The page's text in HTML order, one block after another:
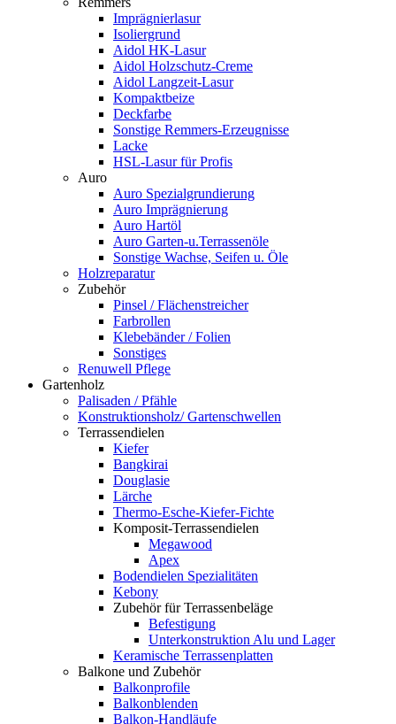
Imprägnierlasur
Isoliergrund
Aidol HK-Lasur
Aidol Holzschutz-Creme
Aidol Langzeit-Lasur
Kompaktbeize
Deckfarbe
Sonstige Remmers-Erzeugnisse
Lacke
HSL-Lasur für Profis
Auro
Auro Spezialgrundierung
Auro Imprägnierung
Auro Hartöl
Auro Garten-u.Terrassenöle
Sonstige Wachse, Seifen u. Öle
Holzreparatur
Zubehör
Pinsel / Flächenstreicher
Farbrollen
Klebebänder / Folien
Sonstiges
Renuwell Pflege
Gartenholz
Palisaden / Pfähle
Konstruktionsholz/ Gartenschwellen
Terrassendielen
Kiefer
Bangkirai
Douglasie
Lärche
Thermo-Esche-Kiefer-Fichte
Komposit-Terrassendielen
Megawood
Apex
Bodendielen Spezialitäten
Kebony
Zubehör für Terrassenbeläge
Befestigung
Unterkonstruktion Alu und Lager
Keramische Terrassenplatten
Balkone und Zubehör
Balkonprofile
Balkonblenden
Balkon-Handläufe